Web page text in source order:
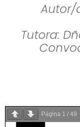
Autor/
Tutora:
Página 1 / 49